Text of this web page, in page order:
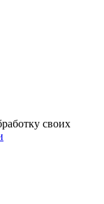
своих